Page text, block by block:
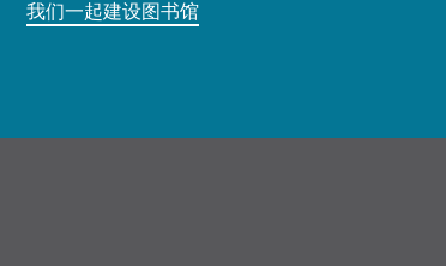
我们一起建设图书馆